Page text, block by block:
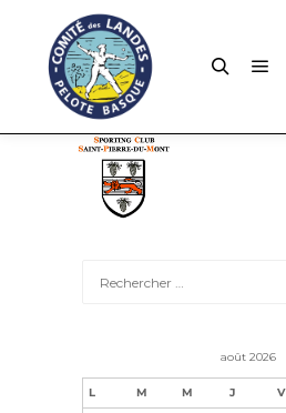
août 2026
L M M J V